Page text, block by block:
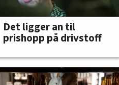
Det ligger an til
prishopp på drivstoff